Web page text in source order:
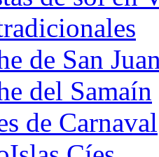
de San
del Samaín
de Carnaval